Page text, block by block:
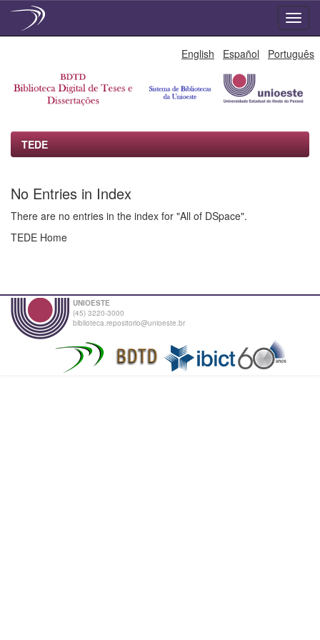
English Español Português
TEDE
No Entries in Index
There are no entries in the index for "All of DSpace".
TEDE Home
UNIOESTE
(45) 3220-3000
biblioteca.repositorio@unioeste.br